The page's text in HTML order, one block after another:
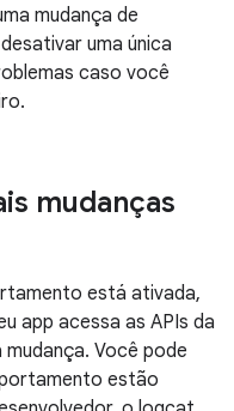
mudança de
uma única
caso você
mudanças
está ativada,
app acessa as APIs da
Você pode
estão